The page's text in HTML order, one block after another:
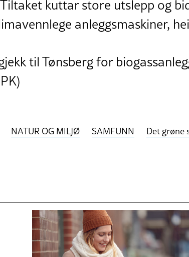
kuttar store utslepp og
anleggsmaskiner,
til Tønsberg for
NATUR OG MILJØ SAMFUNN Det grøne